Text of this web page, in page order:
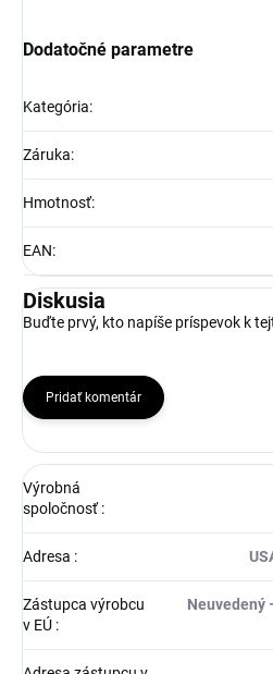
Dodatočné parametre
Kategória:
Záruka:
Hmotnosť:
EAN:
Diskusia
Buďte prvý, kto napíše príspevok k
Pridať komentár
Výrobná
spoločnosť:
Adresa :
Zástupca výrobcu
v EÚ :
Neuvedený